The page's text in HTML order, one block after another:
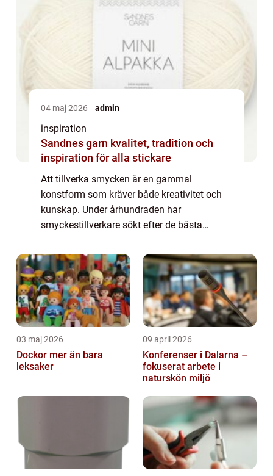
04 maj 2026 admin
inspiration
Sandnes garn kvalitet, tradition och
inspiration för alla stickare
Att tillverka smycken är en gammal
konstform som kräver både kreativitet och
kunskap. Under århundraden har
smyckestillverkare sökt efter de bästa
vackra och hållbara ...
03 maj 2026
Dockor mer än bara
leksaker
09 april 2026
Konferenser i Dalarna –
fokuserat arbete i
naturskön miljö